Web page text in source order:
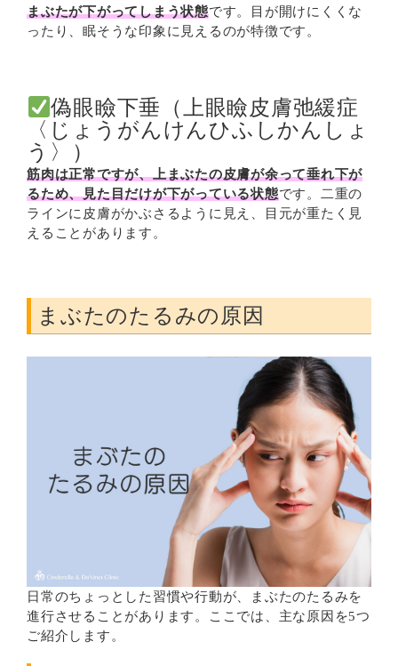
まぶたが下がってしまう状態です。目が開けにくくな
ったり、眠そうな印象に見えるのが特徴です。
偽眼瞼下垂（上眼瞼皮膚弛緩症
〈じょうがんけんひふしかんしょ
う〉）
筋肉は正常ですが、上まぶたの皮膚が余って垂れ下が
るため、見た目だけが下がっている状態です。二重の
ラインに皮膚がかぶさるように見え、目元が重たく見
えることがあります。
まぶたのたるみの原因
日常のちょっとした習慣や行動が、まぶたのたるみを
進行させることがあります。ここでは、主な原因を5つ
ご紹介します。